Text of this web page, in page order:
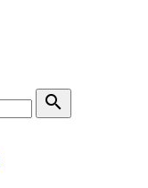
search